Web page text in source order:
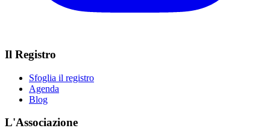
Il Registro
Sfoglia il registro
Agenda
Blog
L'Associazione